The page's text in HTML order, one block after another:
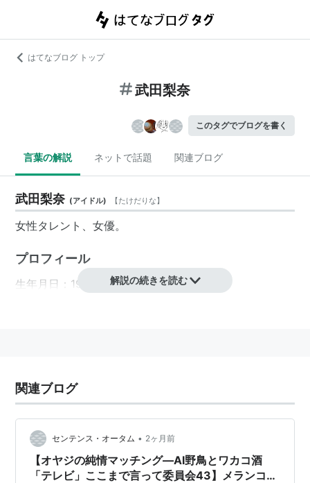
はてなブログ トップ
武田梨奈
このタグでブログを書く
言葉の解説 ネットで話題 関連ブログ
武田梨奈 (アイドル) 【たけだりな】
女性タレント、女優。
プロフィール
生年月日：1991年6月15日
映画
ハイキック・ガール!（2009年5月30日） 主演：土屋
圭 役
少女戦士伝シオン（2010年8月） アザミ役
解説の続きを読む
関連ブログ
センテンス・オータム • 2ヶ月前
【オヤジの純情マッチング―AI野鳥とワカコ酒
「テレビ」ここまで言って委員会43】メランコリ